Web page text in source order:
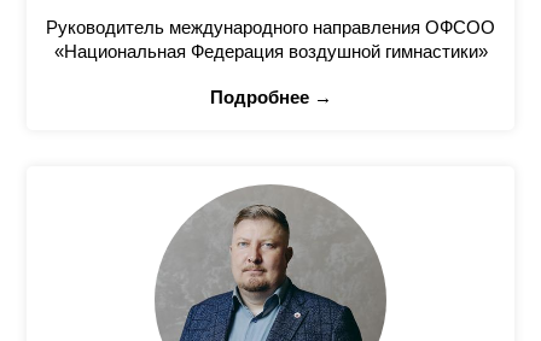
Руководитель международного направления ОФСОО
«Национальная Федерация воздушной гимнастики»
Подробнее →